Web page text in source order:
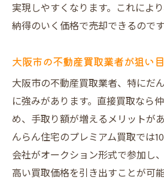
満足
最適な売却プランを見つ
日本橋エリアで笑顔あふれる
える
不動産売却で笑顔を生
容
売却成功者の声に学ぶ
日本橋エリアの不動産
実現しやすくなります。これによ
納得のいく価格で売却できるのです
大阪市の不動産買取業者が狙い
大阪市の不動産買取業者、特にだ
に強みがあります。直接買取なら
め、手取り額が増えるメリットが
んらん住宅のプレミアム買取では
会社がオークション形式で参加し
高い買取価格を引き出すことが可